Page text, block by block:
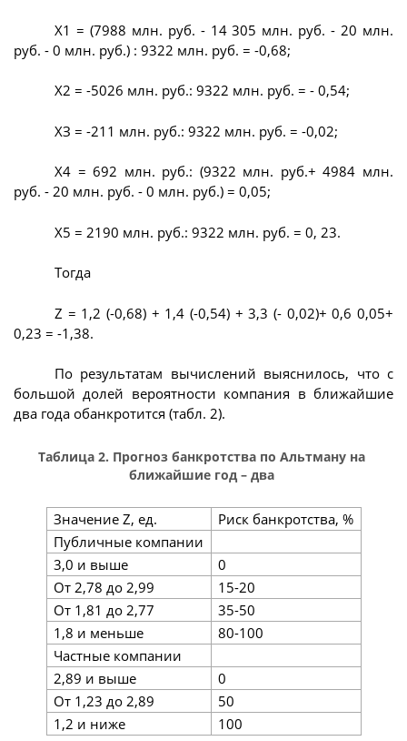
Х1 = (7988 млн. руб. - 14 305 млн. руб. - 20 млн.
руб. - 0 млн. руб.) : 9322 млн. руб. = -0,68;
Х2 = -5026 млн. руб.: 9322 млн. руб. = - 0,54;
ХЗ = -211 млн. руб.: 9322 млн. руб. = -0,02;
Х4 = 692 млн. руб.: (9322 млн. руб.+ 4984 млн.
руб. - 20 млн. руб. - 0 млн. руб.) = 0,05;
Х5 = 2190 млн. руб.: 9322 млн. руб. = 0, 23.
Тогда
Z = 1,2 (-0,68) + 1,4 (-0,54) + 3,3 (- 0,02)+ 0,6 0,05+
0,23 = -1,38.
По результатам вычислений выяснилось, что с
большой долей вероятности компания в ближайшие
два года обанкротится (табл. 2).
Таблица 2. Прогноз банкротства по Альтману на
ближайшие год – два
Значение Z, ед.
Риск банкротства, %
Публичные компании
3,0 и выше
0
От 2,78 до 2,99
15-20
От 1,81 до 2,77
35-50
1,8 и меньше
80-100
Частные компании
2,89 и выше
0
От 1,23 до 2,89
50
1,2 и ниже
100